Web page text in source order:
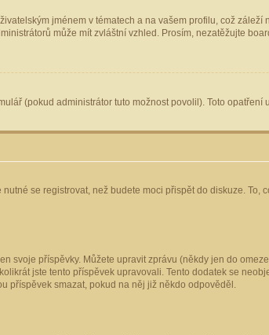
jménem v tématech a na vašem profilu, což
může mít zvláštní vzhled. Prosím, nezatěžujte
(pokud administrátor tuto možnost povolil). Toto
se registrovat, než budete moci přispět do diskuze.
svoje příspěvky. Můžete upravit zprávu (někdy jen do
jste tento příspěvek upravovali. Tento dodatek se
příspěvek smazat, pokud na něj již někdo odpověděl.